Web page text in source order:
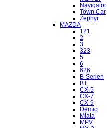
Navigator
Town Car
Zephyr
MAZDA
121
2
3
323
5
6
626
B-Serien
BT
CX-5
CX-7
CX-9
Demio
Miata
MPV